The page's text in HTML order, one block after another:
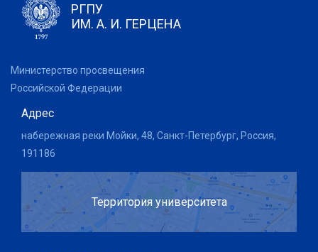
РГПУ
ИМ. А. И. ГЕРЦЕНА
Министерство просвещения
Российской Федерации
Адрес
набережная реки Мойки, 48, Санкт-Петербург, Россия,
191186
Территория университета